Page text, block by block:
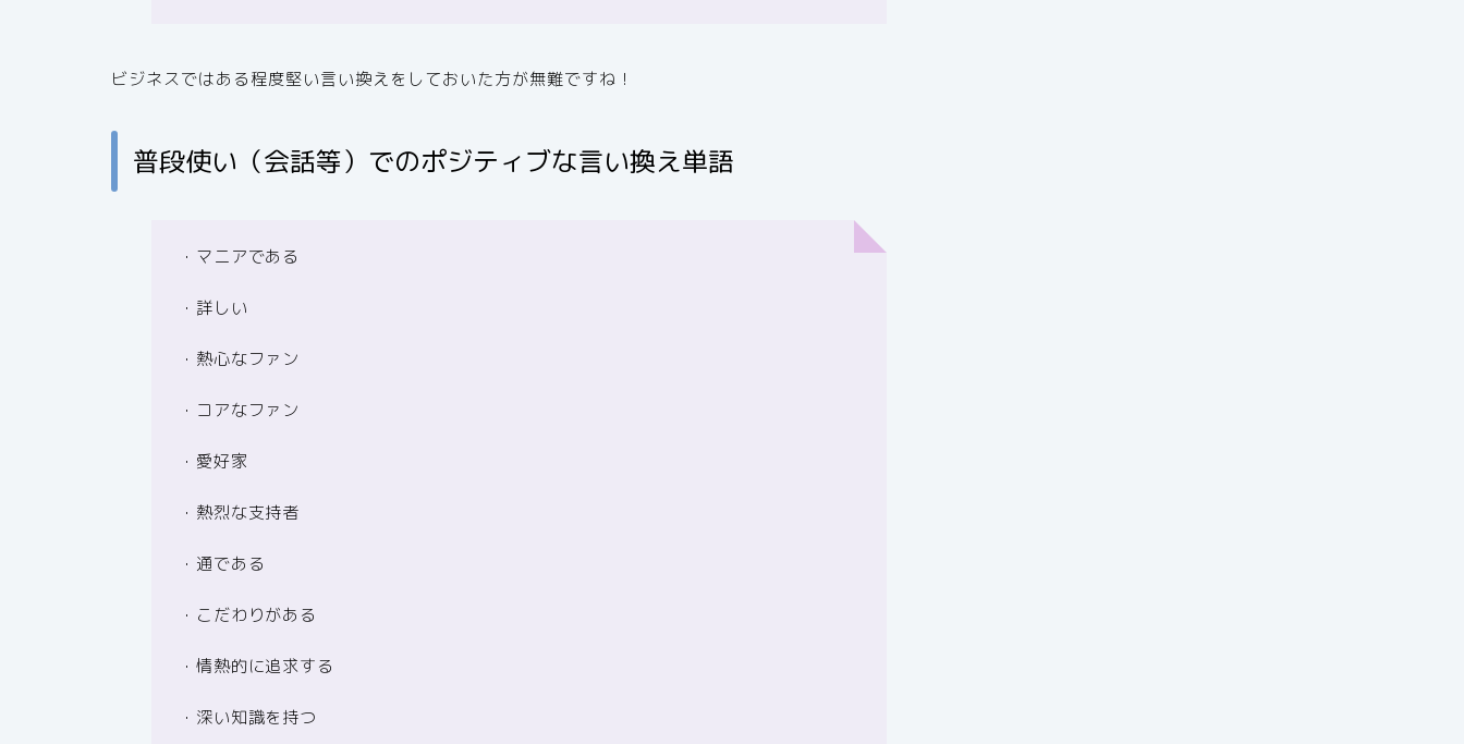
ビジネスではある程度堅い言い換えをしておいた方が無難ですね！
普段使い（会話等）でのポジティブな言い換え単語
・マニアである
・詳しい
・熱心なファン
・コアなファン
・愛好家
・熱烈な支持者
・通である
・こだわりがある
・情熱的に追求する
・深い知識を持つ